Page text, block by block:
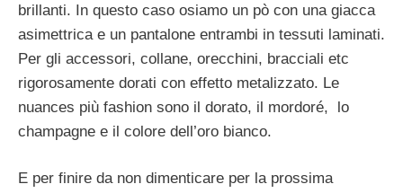
brillanti. In questo caso osiamo un pò con una giacca
asimettrica e un pantalone entrambi in tessuti laminati.
Per gli accessori, collane, orecchini, bracciali etc
rigorosamente dorati con effetto metalizzato. Le
nuances più fashion sono il dorato, il mordoré, lo
champagne e il colore dell’oro bianco.
E per finire da non dimenticare per la prossima